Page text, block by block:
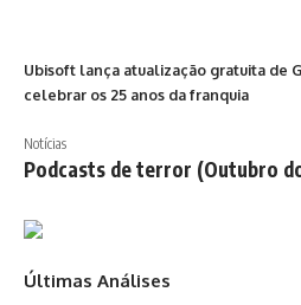
Ubisoft lança atualização gratuita de
celebrar os 25 anos da franquia
Notícias
Podcasts de terror (Outubro
Últimas Análises